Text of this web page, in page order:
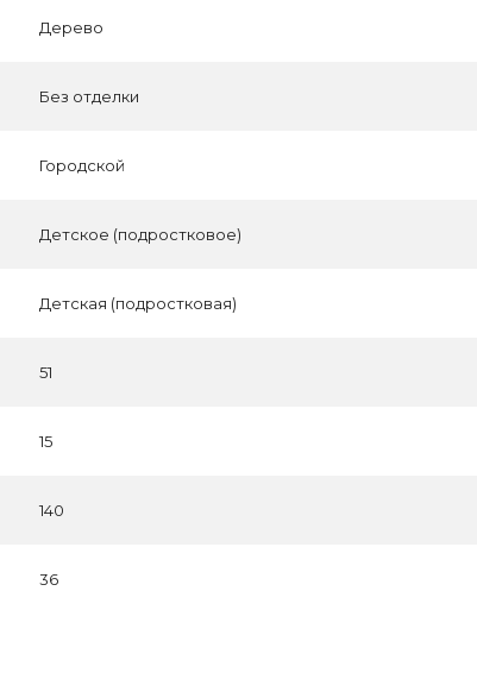
Дерево
Без отделки
Городской
Детское (подростковое)
Детская (подростковая)
51
15
140
36